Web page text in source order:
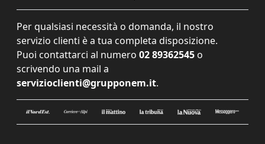
Per qualsiasi necessità o domanda, il nostro
servizio clienti è a tua completa disposizione.
Puoi contattarci al numero 02 89362545 o
scrivendo una mail a
servizioclienti@grupponem.it.